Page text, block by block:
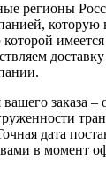
регионы
которую
которой
заказа –
дата
в момент